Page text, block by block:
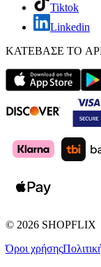
Tiktok
Linkedin
ΚΑΤΕΒΑΣΕ ΤΟ
© 2026 SHOPFLIX
Όροι χρήσης